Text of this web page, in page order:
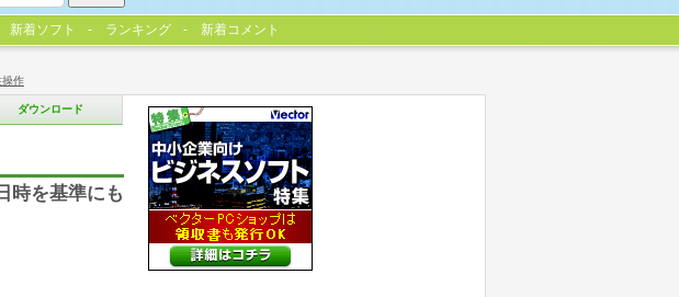
操作
ダウンロード
時を基準にも
新着ソフト ランキング 新着コメント